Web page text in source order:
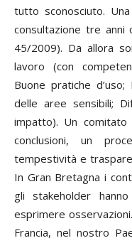
tutto sconosciuto.
consultazione tre
45/2009). Da allora
lavoro (con
Buone pratiche
delle aree sensibili;
impatto). Un
conclusioni, un
tempestività e
In Gran Bretagna i
glistakeholder
esprimere
Francia, nel nostro